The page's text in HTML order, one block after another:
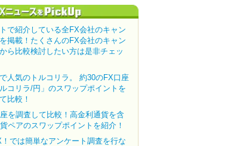
で紹介している全FX会社のキャン
掲載！たくさんのFX会社のキャン
ら比較検討したい方は是非チェッ
人気のトルコリラ。 約30のFX口座
コリラ/円」のスワップポイントを
比較！
を調査して比較！高金利通貨を含
ペアのスワップポイントを紹介！
では簡単なアンケート調査を行な